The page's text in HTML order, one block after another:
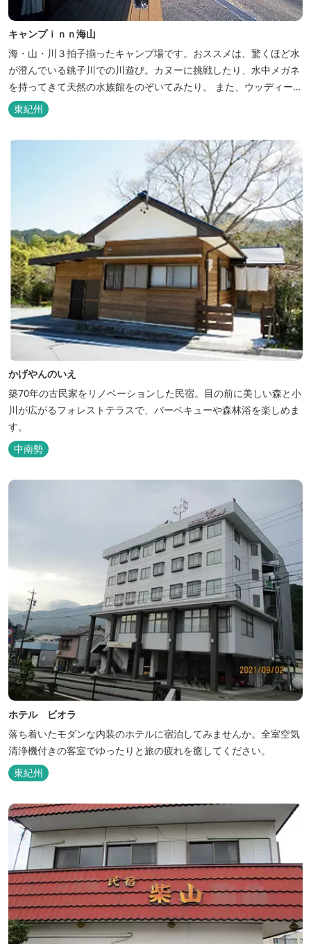
キャンプｉｎｎ海山
海・山・川３拍子揃ったキャンプ場です。おススメは、驚くほど水
が澄んでいる銚子川での川遊び。カヌーに挑戦したり、水中メガネ
を持ってきて天然の水族館をのぞいてみたり。 また、ウッディーク
ラフト教室やストーンクラフト教室など各種イベントも盛りだくさ
ん。森林浴を楽しんだり、一日中遊び、ゆったりできます。 紀北町
の海の幸をふんだんに使った海鮮・焼肉バーベキュー。家族で，グ
東紀州
かげやんのいえ
築70年の古民家をリノベーションした民宿。目の前に美しい森と小
川が広がるフォレストテラスで、バーベキューや森林浴を楽しめま
す。
中南勢
ホテル ビオラ
落ち着いたモダンな内装のホテルに宿泊してみませんか。全室空気
清浄機付きの客室でゆったりと旅の疲れを癒してください。
東紀州